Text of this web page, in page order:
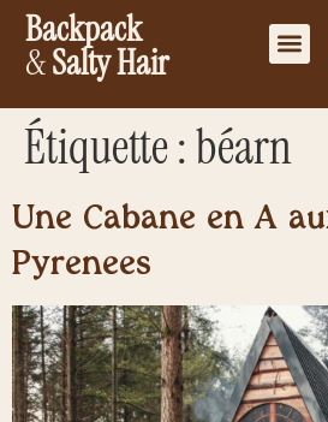
Backpack
&Salty Hair
Étiquette :béarn
Une Cabane en A
Pyrénées